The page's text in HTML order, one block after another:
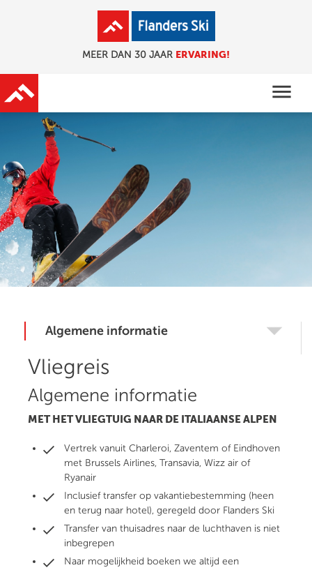
MEER DAN 30 JAAR ERVARING!
menu
Algemene informatie
Vliegreis
Algemene informatie
MET HET VLIEGTUIG NAAR DE ITALIAANSE ALPEN
Vertrek vanuit Charleroi, Zaventem of Eindhoven
met Brussels Airlines, Transavia, Wizz air of
Ryanair
Inclusief transfer op vakantiebestemming (heen
en terug naar hotel), geregeld door Flanders Ski
Transfer van thuisadres naar de luchthaven is niet
inbegrepen
Naar mogelijkheid boeken we altijd een